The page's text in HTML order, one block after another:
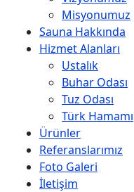
Misyonumuz
Sauna Hakkında
Hizmet Alanları
Ustalık
Buhar Odası
Tuz Odası
Türk Hamamı
Ürünler
Referanslarımız
Foto Galeri
İletişim